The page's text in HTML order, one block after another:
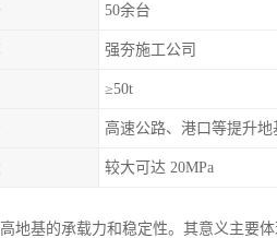
50余台
强夯施工公司
≥50t
高速公路、港口等提升地
较大可达 20MPa
地基的承载力和稳定性。其意义主要